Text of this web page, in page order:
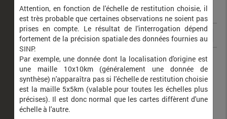
Nom latin Nom vernaculaire
Dociostaurus jagoi
Attention, en fonction de l'échelle de restitution choisie, il
est très probable que certaines observations ne soient pas
prises en compte. Le résultat de l'interrogation dépend
fortement de la précision spatiale des données fournies au
SINP.
Par exemple, une donnée dont la localisation d'origine est
une maille 10x10km (généralement une donnée de
synthèse) n'apparaîtra pas si l'échelle de restitution choisie
est la maille 5x5km (valable pour toutes les échelles plus
précises). Il est donc normal que les cartes diffèrent d'une
échelle à l'autre.